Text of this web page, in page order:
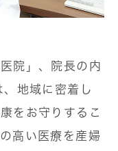
院」、院長の内
地域に密着し
をお守りするこ
高い医療を産婦